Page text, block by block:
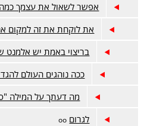
אפשר לשאול את עצמך
את לוקחת את זה למקום
בריצוי באמת יש אלמנט
ככה נוהגים העולם
מה דעתך על המילה
לגרום oo